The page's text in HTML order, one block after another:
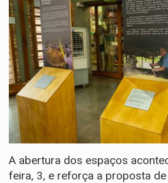
A abertura dos espaços
feira, 3, e reforça a proposta